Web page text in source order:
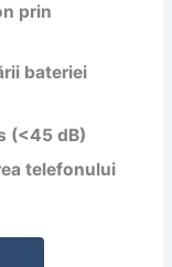
prin
bateriei
(<45 dB)
telefonului